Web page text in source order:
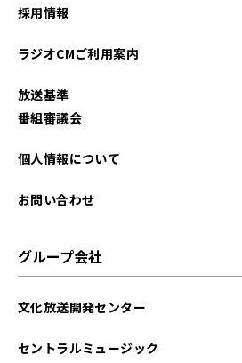
採用情報
ラジオCMご利用案内
放送基準
番組審議会
個人情報について
お問い合わせ
グループ会社
文化放送開発センター
セントラルミュージック